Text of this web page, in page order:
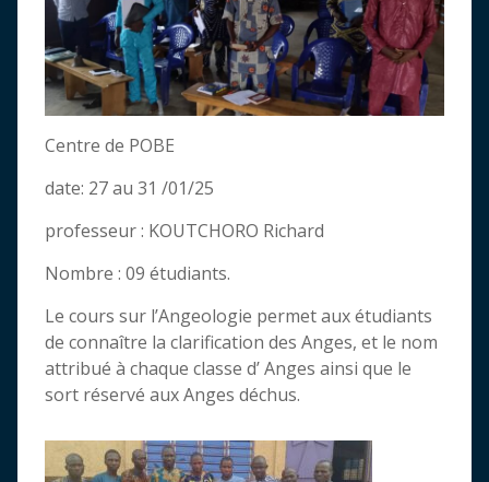
Centre de POBE
date: 27 au 31 /01/25
professeur : KOUTCHORO Richard
Nombre : 09 étudiants.
Le cours sur l’Angeologie permet aux étudiants
de connaître la clarification des Anges, et le nom
attribué à chaque classe d’ Anges ainsi que le
sort réservé aux Anges déchus.